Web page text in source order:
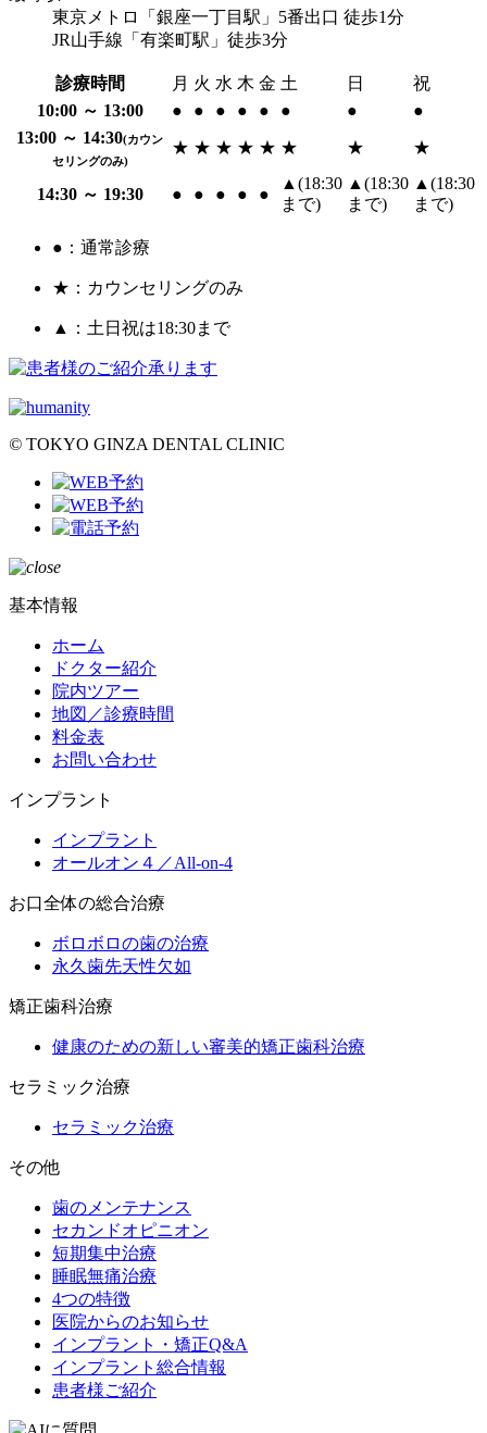
東京メトロ「銀座一丁目駅」5番出口 徒歩1分
JR山手線「有楽町駅」徒歩3分
診療時間 月 火 水 木 金 土 日
祝
10:00 ～ 13:00
● ● ● ● ● ● ●
●
13:00 ～ 14:30(カウン
セリングのみ)
★ ★ ★ ★ ★ ★ ★ ★
14:30 ～ 19:30 ● ● ● ● ●
▲ (18:30
まで)
▲ (18:30
まで)
▲ (18:30
まで)
●：通常診療
★：カウンセリングのみ
▲：土日祝は18:30まで
© TOKYO GINZA DENTAL CLINIC
基本情報
ホーム
ドクター紹介
院内ツアー
地図／診療時間
料金表
お問い合わせ
インプラント
インプラント
オールオン４／All-on-4
お口全体の総合治療
ボロボロの歯の治療
永久歯先天性欠如
矯正歯科治療
健康のための新しい審美的矯正歯科治療
セラミック治療
セラミック治療
その他
歯のメンテナンス
セカンドオピニオン
短期集中治療
睡眠無痛治療
4つの特徴
医院からのお知らせ
インプラント・矯正Q&A
インプラント総合情報
患者様ご紹介